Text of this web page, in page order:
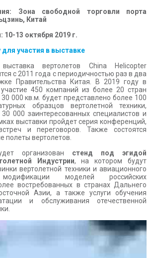
Зона свободной торговли порта
Китай
13 октября 2019 г.
участия в выставке
вертолетов China Helicopter
с 2011 года с периодичностью раз в два
Правительства Китая. В 2019 году в
450 компаний из более 20 стран
000 кв.м. будет представлено более 100
образцов вертолетной техники,
000 заинтересованных специалистов и
выставки пройдет серия конференций,
и переговоров. Также состоятся
полеты вертолетов.
организован стенд под эгидой
Индустрии, на котором будут
вертолетной техники и авиационного
модификации моделей российских
востребованных в странах Дальнего
Азии, а также услуги обучения
и обслуживания отечественной